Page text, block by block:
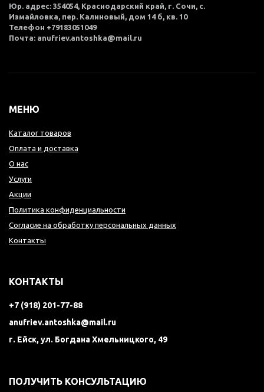
Юр. адрес: 354054, Краснодарский край, г. Сочи, с.
Измайловка, пер. Калиновый, дом 14 б, кв. 10
Телефон +79183051049
Почта: anufriev.antoshka@mail.ru
МЕНЮ
Каталог товаров
Оплата и доставка
О нас
Услуги
Акции
Политика конфиденциальности
Согласие на обработку персональных данных
Контакты
КОНТАКТЫ
+7 (918) 201-77-88
anufriev.antoshka@mail.ru
г. Ейск, ул. Богдана Хмельницкого, 49
ПОЛУЧИТЬ КОНСУЛЬТАЦИЮ